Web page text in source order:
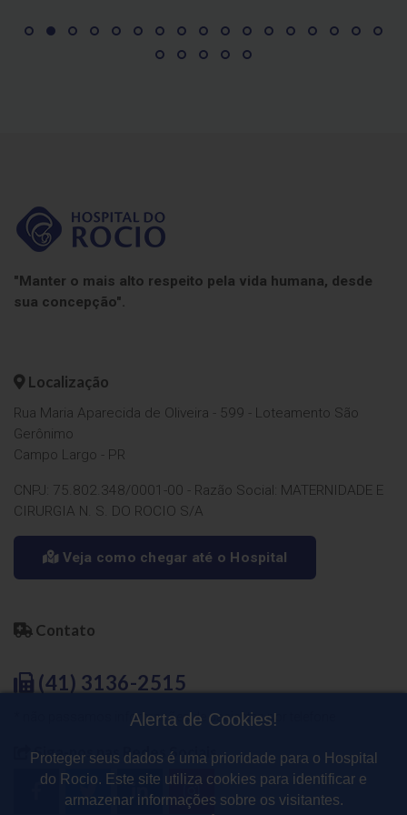
"Manter o mais alto respeito pela vida humana, desde
sua concepção".
Localização
Rua Maria Aparecida de Oliveira - 599 - Loteamento São
Gerônimo
Campo Largo - PR
CNPJ: 75.802.348/0001-00 - Razão Social: MATERNIDADE E
CIRURGIA N. S. DO ROCIO S/A
Veja como chegar até o Hospital
Contato
(41) 3136-2515
* não passamos informações de pacientes por telefone
Siga-nos nas Redes Sociais
Alerta de Cookies!
Proteger seus dados é uma prioridade para o Hospital
do Rocio. Este site utiliza cookies para identificar e
armazenar informações sobre os visitantes.